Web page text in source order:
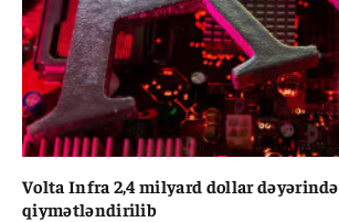
Volta Infra 2,4 milyard dollar dəyərində
qiymətləndirilib